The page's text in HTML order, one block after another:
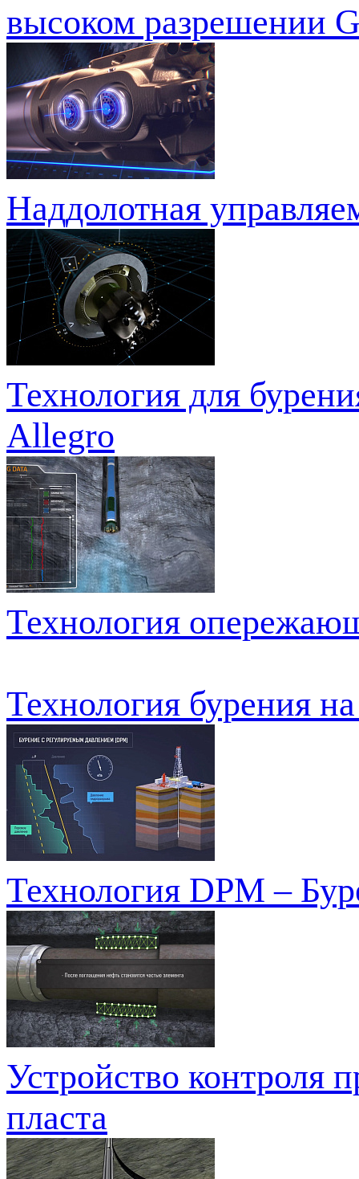
высоком разрешении
Наддолотная
Технология для
Allegro
Технология
Технология бурения
Технология DPM –
Устройство контроля
пласта